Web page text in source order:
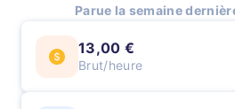
Parue la semaine
13,00 €
Brut/heure